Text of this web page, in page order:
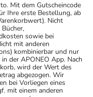
Mit dem Gutscheincode
Ihre erste Bestellung, ab
Nicht
sowie bei
mit anderen
kombinierbar und nur
der APONEO App. Nach
wird der Wert des
abgezogen. Wir
bei Vorliegen eines
mit einem anderen